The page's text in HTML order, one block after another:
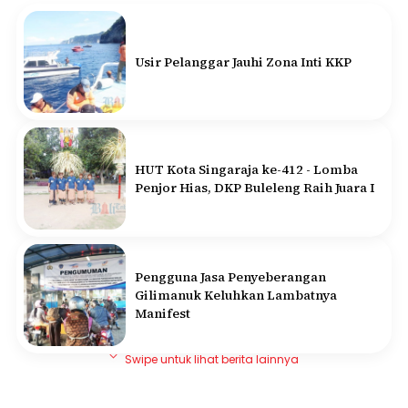
Usir Pelanggar Jauhi Zona Inti KKP
HUT Kota Singaraja ke-412 - Lomba
Penjor Hias, DKP Buleleng Raih Juara I
Pengguna Jasa Penyeberangan
Gilimanuk Keluhkan Lambatnya
Manifest
Swipe untuk lihat berita lainnya